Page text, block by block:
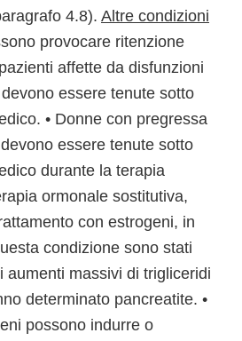
4.8). Altre condizioni
provocare ritenzione
affette da disfunzioni
essere tenute sotto
• Donne con pregressa
essere tenute sotto
durante la terapia
ormonale sostitutiva,
con estrogeni, in
condizione sono stati
aumenti massivi di trigliceridi
determinato pancreatite. •
possono indurre o